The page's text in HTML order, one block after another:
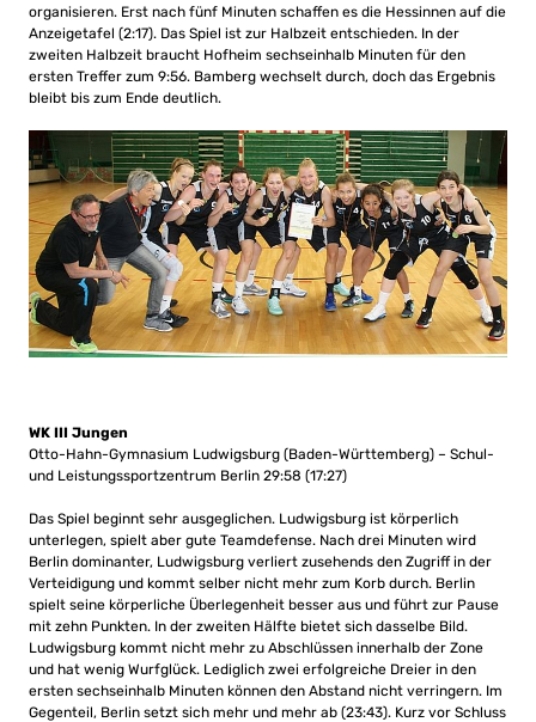
organisieren. Erst nach fünf Minuten schaffen es die Hessinnen auf die
Anzeigetafel (2:17). Das Spiel ist zur Halbzeit entschieden. In der
zweiten Halbzeit braucht Hofheim sechseinhalb Minuten für den
ersten Treffer zum 9:56. Bamberg wechselt durch, doch das Ergebnis
bleibt bis zum Ende deutlich.
WK III Jungen
Otto-Hahn-Gymnasium Ludwigsburg (Baden-Württemberg) – Schul-
und Leistungssportzentrum Berlin 29:58 (17:27)
Das Spiel beginnt sehr ausgeglichen. Ludwigsburg ist körperlich
unterlegen, spielt aber gute Teamdefense. Nach drei Minuten wird
Berlin dominanter, Ludwigsburg verliert zusehends den Zugriff in der
Verteidigung und kommt selber nicht mehr zum Korb durch. Berlin
spielt seine körperliche Überlegenheit besser aus und führt zur Pause
mit zehn Punkten. In der zweiten Hälfte bietet sich dasselbe Bild.
Ludwigsburg kommt nicht mehr zu Abschlüssen innerhalb der Zone
und hat wenig Wurfglück. Lediglich zwei erfolgreiche Dreier in den
ersten sechseinhalb Minuten können den Abstand nicht verringern. Im
Gegenteil, Berlin setzt sich mehr und mehr ab (23:43). Kurz vor Schluss